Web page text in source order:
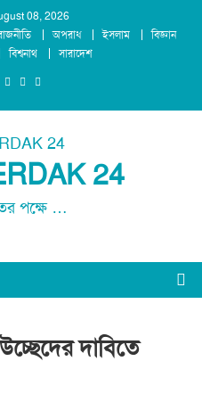
08, 2026
অপরাধ ইসলাম
বিজ্ঞান
বিশ্বনাথ সারাদেশ
24
পক্ষে …
দাবিতে